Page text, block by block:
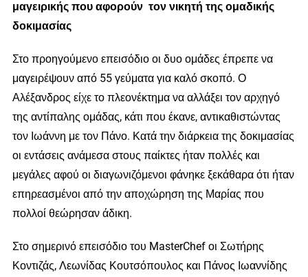
μαγειρικής που αφορούν τον νικητή της ομαδικής
δοκιμασίας
Στο προηγούμενο επεισόδιο οι δυο ομάδες έπρεπε να
μαγειρέψουν από 55 γεύματα για καλό σκοπό. Ο
Αλέξανδρος είχε το πλεονέκτημα να αλλάξει τον αρχηγό
της αντίπαλης ομάδας, κάτι που έκανε, αντικαθιστώντας
τον Ιωάννη με τον Πάνο. Κατά την διάρκεια της δοκιμασίας
οι εντάσεις ανάμεσα στους παίκτες ήταν πολλές και
μεγάλες αφού οι διαγωνιζόμενοι φάνηκε ξεκάθαρα ότι ήταν
επηρεασμένοι από την αποχώρηση της Μαρίας που
πολλοί θεώρησαν άδικη.
Στο σημερινό επεισόδιο του MasterChef οι Σωτήρης
Κοντιζάς, Λεωνίδας Κουτσόπουλος και Πάνος Ιωαννίδης